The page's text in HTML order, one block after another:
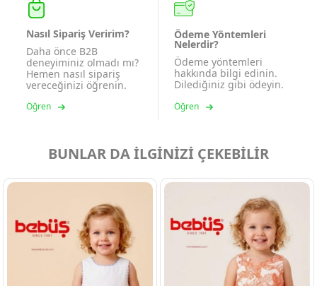
Nasıl Sipariş Veririm?
Daha önce B2B
deneyiminiz olmadı mı?
Hemen nasıl sipariş
vereceğinizi öğrenin.
Öğren
Ödeme Yöntemleri
Nelerdir?
Ödeme yöntemleri
hakkında bilgi edinin.
Dilediğiniz gibi ödeyin.
Öğren
BUNLAR DA İLGİNİZİ ÇEKEBİLİR